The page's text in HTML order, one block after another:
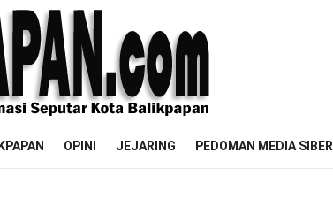
OPINI JEJARING PEDOMAN MEDIA SIBER